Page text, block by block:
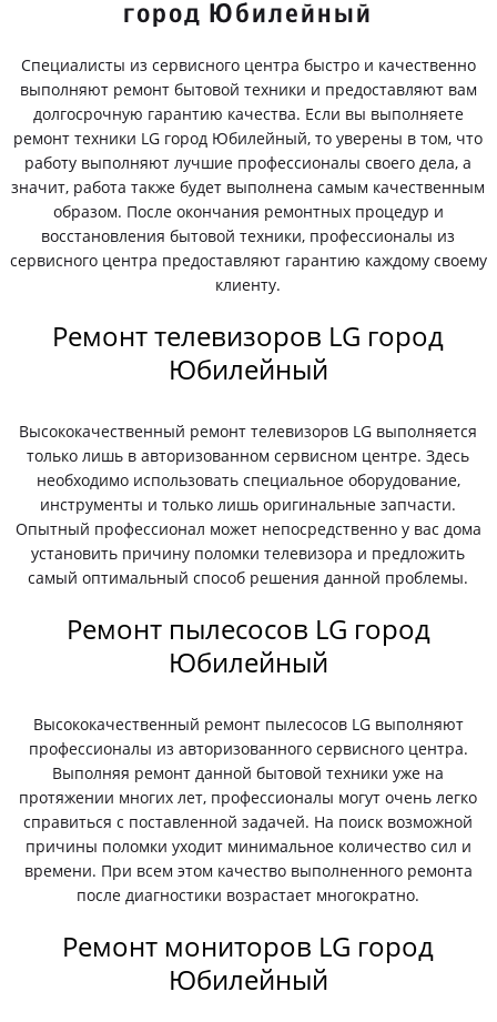
город Юбилейный
Специалисты из сервисного центра быстро и качественно
выполняют ремонт бытовой техники и предоставляют вам
долгосрочную гарантию качества. Если вы выполняете
ремонт техники LG город Юбилейный, то уверены в том, что
работу выполняют лучшие профессионалы своего дела, а
значит, работа также будет выполнена самым качественным
образом. После окончания ремонтных процедур и
восстановления бытовой техники, профессионалы из
сервисного центра предоставляют гарантию каждому своему
клиенту.
Ремонт телевизоров LG город
Юбилейный
Высококачественный ремонт телевизоров LG выполняется
только лишь в авторизованном сервисном центре. Здесь
необходимо использовать специальное оборудование,
инструменты и только лишь оригинальные запчасти.
Опытный профессионал может непосредственно у вас дома
установить причину поломки телевизора и предложить
самый оптимальный способ решения данной проблемы.
Ремонт пылесосов LG город
Юбилейный
Высококачественный ремонт пылесосов LG выполняют
профессионалы из авторизованного сервисного центра.
Выполняя ремонт данной бытовой техники уже на
протяжении многих лет, профессионалы могут очень легко
справиться с поставленной задачей. На поиск возможной
причины поломки уходит минимальное количество сил и
времени. При всем этом качество выполненного ремонта
после диагностики возрастает многократно.
Ремонт мониторов LG город
Юбилейный